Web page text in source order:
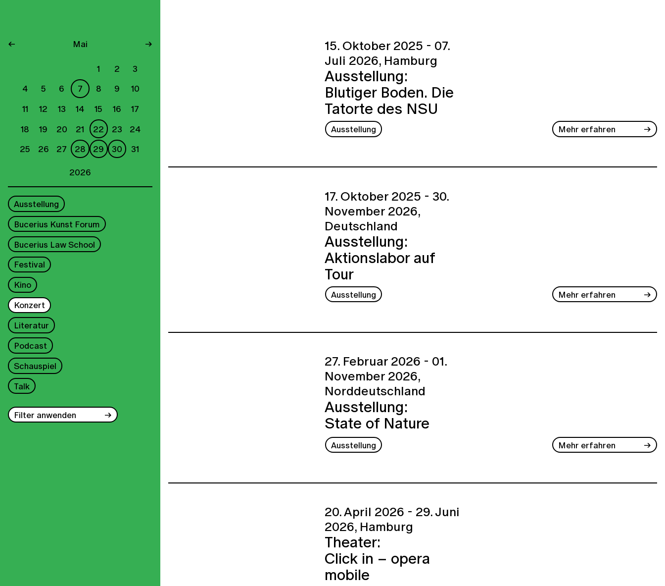
← Mai →
1 2
3
4
5 6 7 8 9
10
11
12 13 14 15 16
17
18
19 20 21 22 23
24
25
26 27 28 29 30
31
2026
Ausstellung
Bucerius Kunst Forum
Bucerius Law School
Festival
Kino
Konzert
Literatur
Podcast
Schauspiel
Talk
Filter anwenden
15. Oktober 2025 - 07.
Juli 2026, Hamburg
Ausstellung:
Blutiger Boden. Die
Tatorte des NSU
Ausstellung Mehr erfahren
17. Oktober 2025 - 30.
November 2026,
Deutschland
Ausstellung:
Aktionslabor auf
Tour
Ausstellung Mehr erfahren
27. Februar 2026 - 01.
November 2026,
Norddeutschland
Ausstellung:
State of Nature
Ausstellung Mehr erfahren
20. April 2026 - 29. Juni
2026, Hamburg
Theater:
Click in – opera
mobile